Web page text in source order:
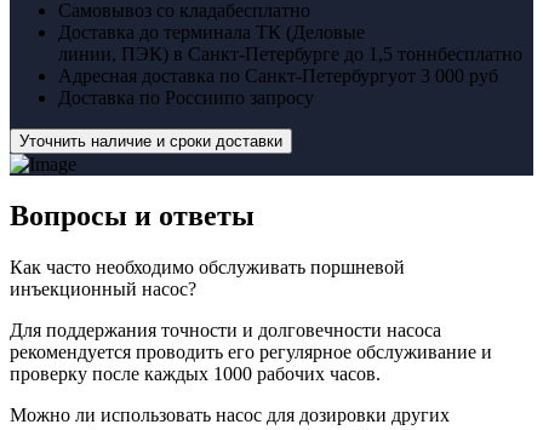
Самовывоз со кладабесплатно
Доставка до терминала ТК (Деловые
линии, ПЭК) в Санкт-Петербурге до 1,5 тоннбесплатно
Адресная доставка по Санкт-Петербургуот 3 000 руб
Доставка по Россиипо запросу
Уточнить наличие и сроки доставки
Вопросы и ответы
Как часто необходимо обслуживать поршневой
инъекционный насос?
Для поддержания точности и долговечности насоса
рекомендуется проводить его регулярное обслуживание и
проверку после каждых 1000 рабочих часов.
Можно ли использовать насос для дозировки других